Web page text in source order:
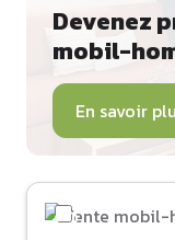
Devenez
mobil-
En savoir